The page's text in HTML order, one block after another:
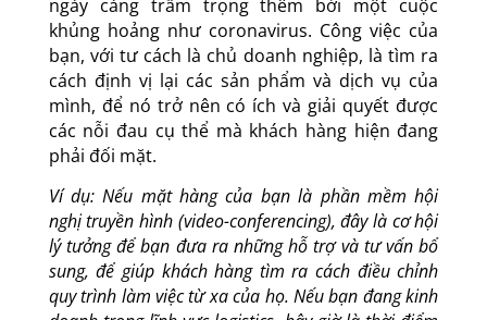
Tất cả những thách thức kinh doanh này có thể
ngày càng trầm trọng thêm bởi một cuộc
khủng hoảng như coronavirus. Công việc của
bạn, với tư cách là chủ doanh nghiệp, là tìm ra
cách định vị lại các sản phẩm và dịch vụ của
mình, để nó trở nên có ích và giải quyết được
các nỗi đau cụ thể mà khách hàng hiện đang
phải đối mặt.
Ví dụ: Nếu mặt hàng của bạn là phần mềm hội
nghị truyền hình (video-conferencing), đây là cơ hội
lý tưởng để bạn đưa ra những hỗ trợ và tư vấn bổ
sung, để giúp khách hàng tìm ra cách điều chỉnh